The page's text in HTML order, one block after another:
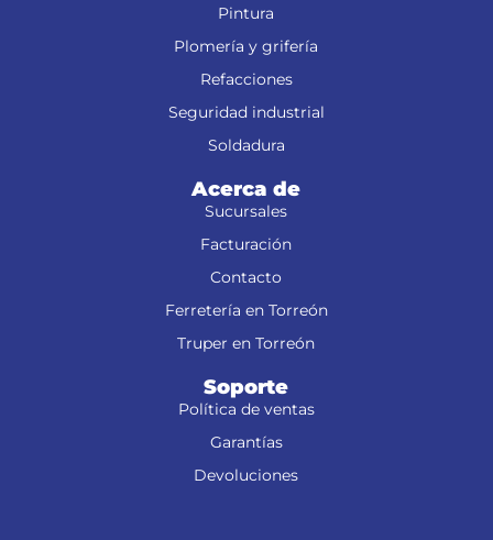
Pintura
Plomería y grifería
Refacciones
Seguridad industrial
Soldadura
Acerca de
Sucursales
Facturación
Contacto
Ferretería en Torreón
Truper en Torreón
Soporte
Política de ventas
Garantías
Devoluciones